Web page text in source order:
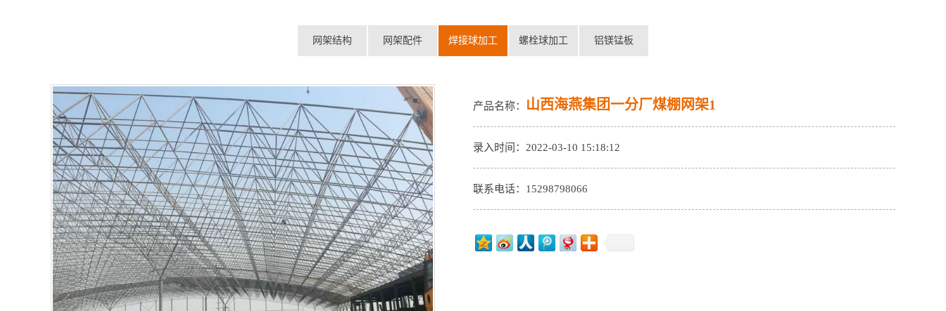
网架结构 网架配件 焊接球加工 螺栓球加工 铝镁锰板
产品名称： 山西海燕集团一分厂煤棚网架1
录入时间：2022-03-10 15:18:12
联系电话：15298798066